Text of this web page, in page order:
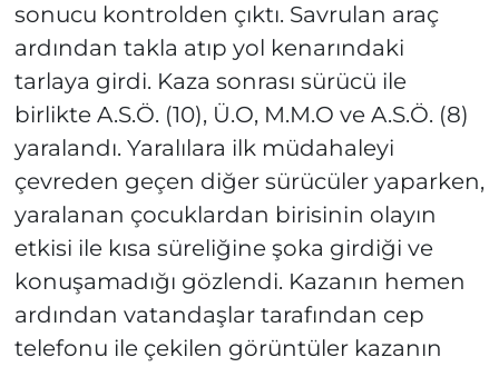
sonucu kontrolden çıktı. Savrulan araç
ardından takla atıp yol kenarındaki
tarlaya girdi. Kaza sonrası sürücü ile
birlikte A.S.Ö. (10), Ü.O, M.M.O ve A.S.Ö. (8)
yaralandı. Yaralılara ilk müdahaleyi
çevreden geçen diğer sürücüler yaparken,
yaralanan çocuklardan birisinin olayın
etkisi ile kısa süreliğine şoka girdiği ve
konuşamadığı gözlendi. Kazanın hemen
ardından vatandaşlar tarafından cep
telefonu ile çekilen görüntüler kazanın